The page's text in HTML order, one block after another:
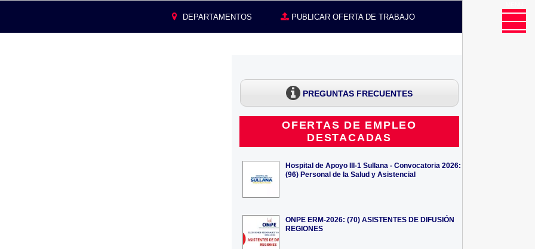
DEPARTAMENTOS PUBLICAR OFERTA DE TRABAJO
PREGUNTAS FRECUENTES
OFERTAS DE EMPLEO
DESTACADAS
Hospital de Apoyo III-1 Sullana - Convocatoria 2026:
(96) Personal de la Salud y Asistencial
ONPE ERM-2026: (70) ASISTENTES DE DIFUSIÓN
REGIONES